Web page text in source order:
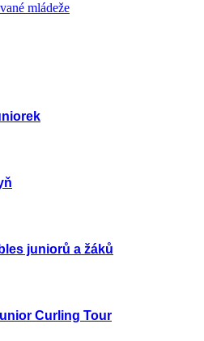
mládeže
juniorů a žáků
Curling Tour